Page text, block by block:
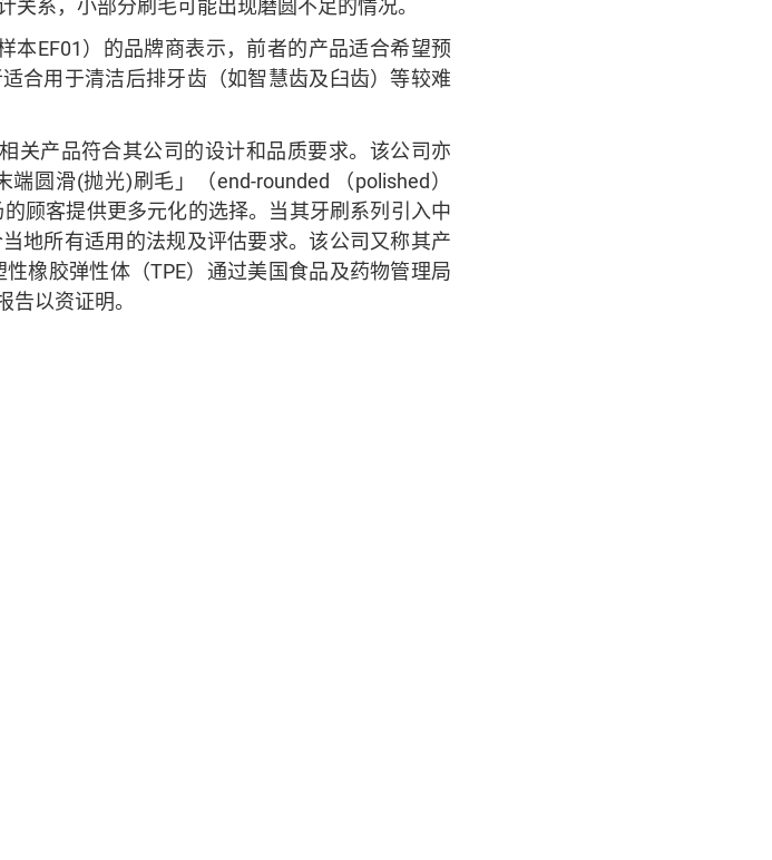
本EF01）的品牌商表示，前者的产品适合希望预
合用于清洁后排牙齿（如智慧齿及臼齿）等较难
关产品符合其公司的设计和品质要求。该公司亦
圆滑(抛光)刷毛」（end-rounded （polished）
顾客提供更多元化的选择。当其牙刷系列引入中
地所有适用的法规及评估要求。该公司又称其产
橡胶弹性体（TPE）通过美国食品及药物管理局
告以资证明。